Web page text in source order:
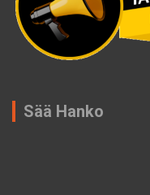
Sää Hanko